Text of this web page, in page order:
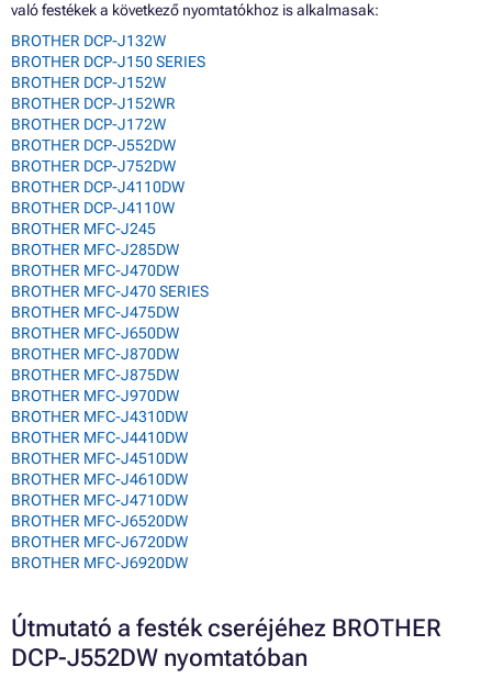
való festékek a következő nyomtatókhoz is alkalmasak:
BROTHER DCP-J132W
BROTHER DCP-J150 SERIES
BROTHER DCP-J152W
BROTHER DCP-J152WR
BROTHER DCP-J172W
BROTHER DCP-J552DW
BROTHER DCP-J752DW
BROTHER DCP-J4110DW
BROTHER DCP-J4110W
BROTHER MFC-J245
BROTHER MFC-J285DW
BROTHER MFC-J470DW
BROTHER MFC-J470 SERIES
BROTHER MFC-J475DW
BROTHER MFC-J650DW
BROTHER MFC-J870DW
BROTHER MFC-J875DW
BROTHER MFC-J970DW
BROTHER MFC-J4310DW
BROTHER MFC-J4410DW
BROTHER MFC-J4510DW
BROTHER MFC-J4610DW
BROTHER MFC-J4710DW
BROTHER MFC-J6520DW
BROTHER MFC-J6720DW
BROTHER MFC-J6920DW
Útmutató a festék cseréjéhez BROTHER
DCP-J552DW nyomtatóban